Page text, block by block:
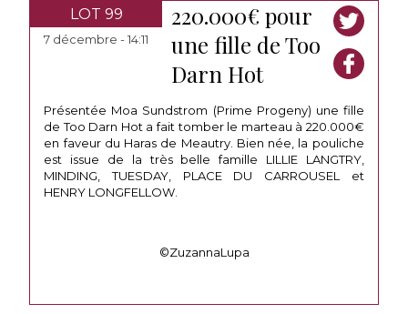
LOT 99
7 décembre - 14:11
220.000€ pour
une fille de Too
Darn Hot
Présentée Moa Sundstrom (Prime Progeny) une fille
de Too Darn Hot a fait tomber le marteau à 220.000€
en faveur du Haras de Meautry. Bien née, la pouliche
est issue de la très belle famille LILLIE LANGTRY,
MINDING, TUESDAY, PLACE DU CARROUSEL et
HENRY LONGFELLOW.
©ZuzannaLupa